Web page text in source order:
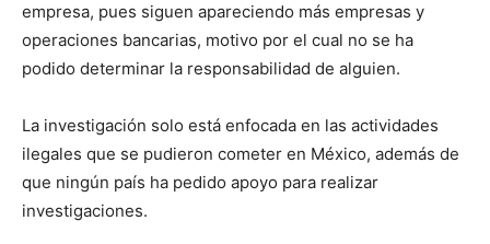
empresa, pues siguen apareciendo más empresas y
operaciones bancarias, motivo por el cual no se ha
podido determinar la responsabilidad de alguien.
La investigación solo está enfocada en las actividades
ilegales que se pudieron cometer en México, además de
que ningún país ha pedido apoyo para realizar
investigaciones.